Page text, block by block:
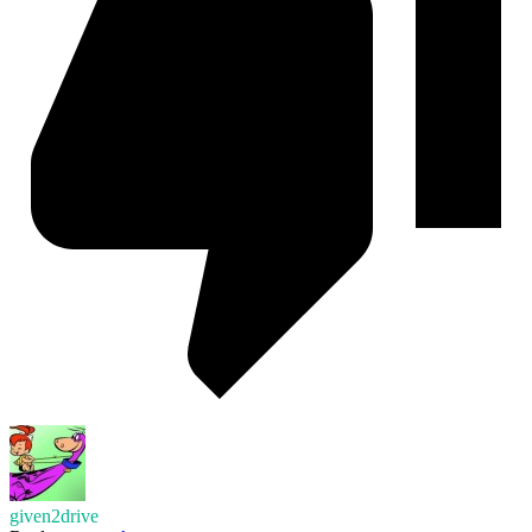
given2drive